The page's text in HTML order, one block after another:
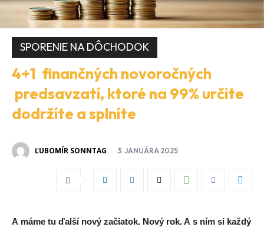
SPORENIE NA DÔCHODOK
4+1 finančných novoročných
predsavzatí, ktoré na 99% určite
dodržíte a splníte
ĽUBOMÍR SONNTAG 3. JANUÁRA 2025
A máme tu ďalší nový začiatok. Nový rok. A s ním si každý